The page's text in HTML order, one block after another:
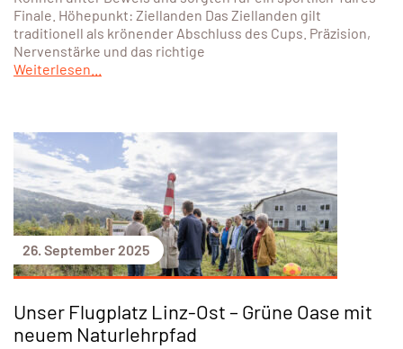
Finale. Höhepunkt: Ziellanden Das Ziellanden gilt
traditionell als krönender Abschluss des Cups. Präzision,
Nervenstärke und das richtige
Weiterlesen...
26. September 2025
Unser Flugplatz Linz-Ost – Grüne Oase mit
neuem Naturlehrpfad